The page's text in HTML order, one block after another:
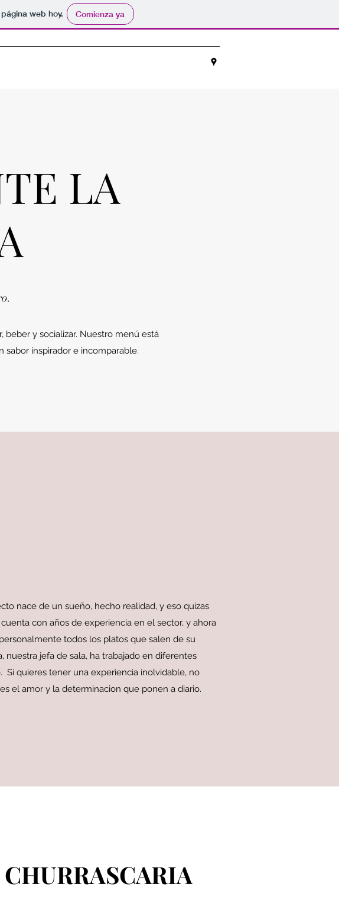
web hoy. Comienza ya
LA
beber y socializar. Nuestro menú está
sabor inspirador e incomparable.
nace de un sueño, hecho realidad, y eso quizas
con años de experiencia en el sector, y ahora
todos los platos que salen de su
nuestra jefa de sala, ha trabajado en diferentes
quieres tener una experiencia inolvidable, no
el amor y la determinacion que ponen a diario.
CHURRASCARIA